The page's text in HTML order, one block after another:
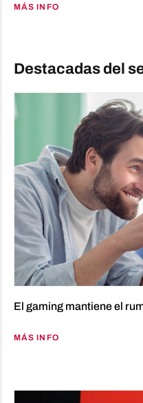
MÁS INFO
Destacadas del
El gaming mantiene el
MÁS INFO